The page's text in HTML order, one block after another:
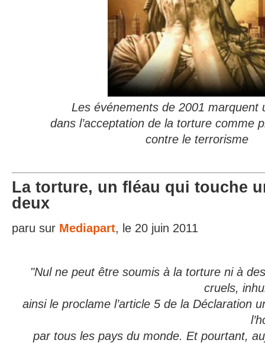
Les événements de 2001 marquent
dans l’acceptation de la torture comme
contre le terrorisme
La torture, un fléau qui touche
deux
paru sur Mediapart, le 20 juin 2011
"Nul ne peut être soumis à la torture ni à
cruels,
ainsi le proclame l’article 5 de la Déclaration
par tous les pays du monde. Et pourtant,